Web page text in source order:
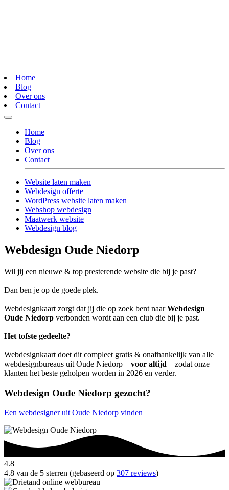
Home
Blog
Over ons
Contact
Home
Blog
Over ons
Contact
Website laten maken
Webdesign offerte
WordPress website laten maken
Webshop webdesign
Maatwerk website
Webdesign blog
Webdesign Oude Niedorp
Wil jij een nieuwe & top presterende website die bij je past?
Dan ben je op de goede plek.
Webdesignkaart zorgt dat jij die op zoek bent naarWebdesign
Oude Niedorp verbonden wordt aan een club die bij je past.
Het tofste gedeelte?
Webdesignkaart doet dit compleet gratis & onafhankelijk van alle
webdesignbureaus uit Oude Niedorp – voor altijd – zodat onze
klanten het beste geholpen worden in 2026 en verder.
Webdesign Oude Niedorp gezocht?
Een webdesigner uit Oude Niedorp vinden
4.8
4.8 van de 5 sterren (gebaseerd op 307 reviews)